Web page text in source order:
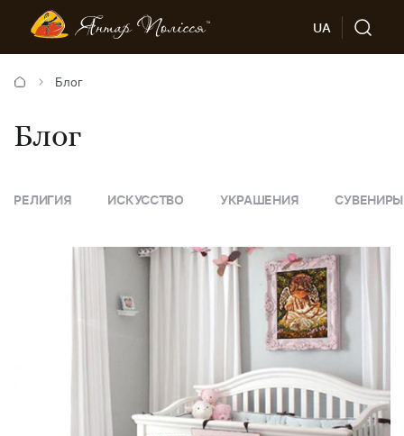
UA
Блог
Блог
ИСКУССТВО УКРАШЕНИЯ СУВЕНИРЫ СОВЕТЫ